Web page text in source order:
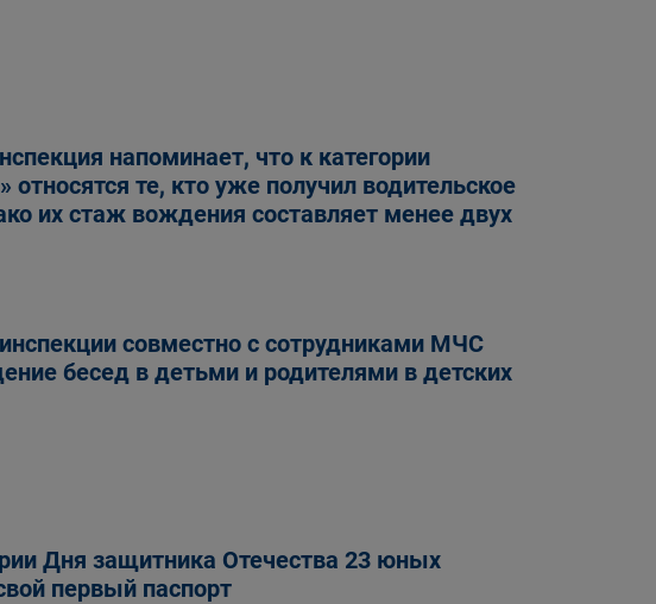
напоминает, что к категории
те, кто уже получил водительское
их стаж вождения составляет менее двух
совместно с сотрудниками МЧС
бесед в детьми и родителями в детских
Дня защитника Отечества 23 юных
первый паспорт